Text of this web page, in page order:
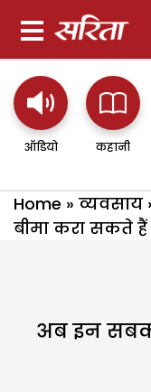
ऑडियो कहानी
Home » व्यवसाय
बीमा करा सकते
अब इन